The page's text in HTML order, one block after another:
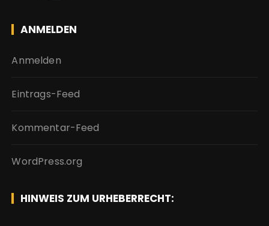
ANMELDEN
Anmelden
Eintrags-Feed
Kommentar-Feed
WordPress.org
HINWEIS ZUM URHEBERRECHT: